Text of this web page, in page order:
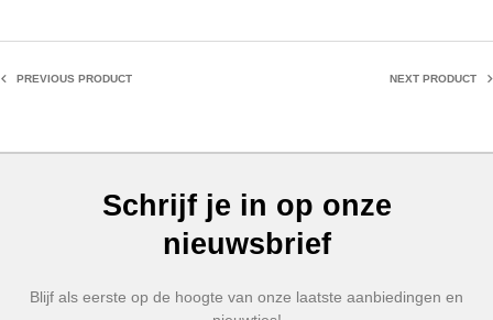
PREVIOUS PRODUCT NEXT PRODUCT
Schrijf je in op onze
nieuwsbrief
Blijf als eerste op de hoogte van onze laatste aanbiedingen en